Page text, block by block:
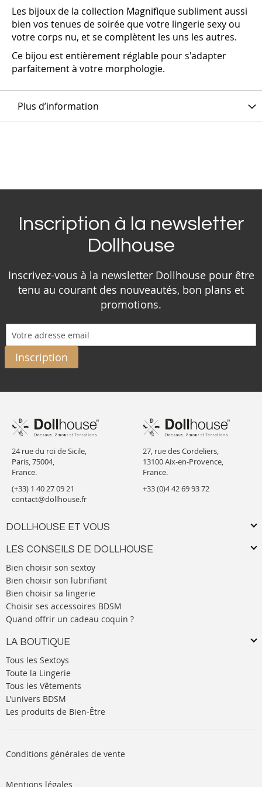
Les bijoux de la collection Magnifique subliment aussi
bien vos tenues de soirée que votre lingerie sexy ou
votre corps nu, et se complètent les uns les autres.
Ce bijou est entièrement réglable pour s'adapter
parfaitement à votre morphologie.
Plus d’information
Inscription à la newsletter
Dollhouse
Inscrivez-vous à la newsletter Dollhouse pour être
tenu au courant des nouveautés, bon plans et
promotions.
Inscription
24 rue du roi de Sicile,
Paris, 75004,
France.
(+33) 1 40 27 09 21
contact@dollhouse.fr
DOLLHOUSE ET VOUS
LES CONSEILS DE DOLLHOUSE
Bien choisir son sextoy
Bien choisir son lubrifiant
Bien choisir sa lingerie
Choisir ses accessoires BDSM
Quand offrir un cadeau coquin ?
LA BOUTIQUE
Tous les Sextoys
Toute la Lingerie
Tous les Vêtements
L'univers BDSM
Les produits de Bien-Être
27, rue des Cordeliers,
13100 Aix-en-Provence,
France.
+33 (0)4 42 69 93 72
Conditions générales de vente
Mentions légales